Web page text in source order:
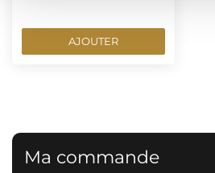
AJOUTER
Ma commande